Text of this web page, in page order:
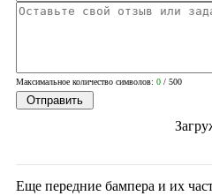
Вопросы? Звоните!
Максимальное количество символов: 0 / 500
Еще передние бампера и их